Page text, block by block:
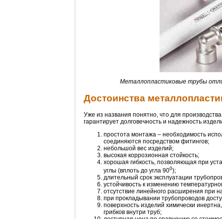
Металлопластиковые трубы
Достоинства
Уже из названия понятно, что для
гарантирует долговечность и надежность
простота монтажа – необходимость
соединяются посредством фитингов;
небольшой вес изделий;
высокая коррозионная стойкость;
хорошая гибкость, позволяющая при
углы (вплоть до угла 900);
длительный срок эксплуатации
устойчивость к изменению
отсутствие линейного расширения при
при прокладывании трубопроводов
поверхность изделий химически
грибков внутри труб;